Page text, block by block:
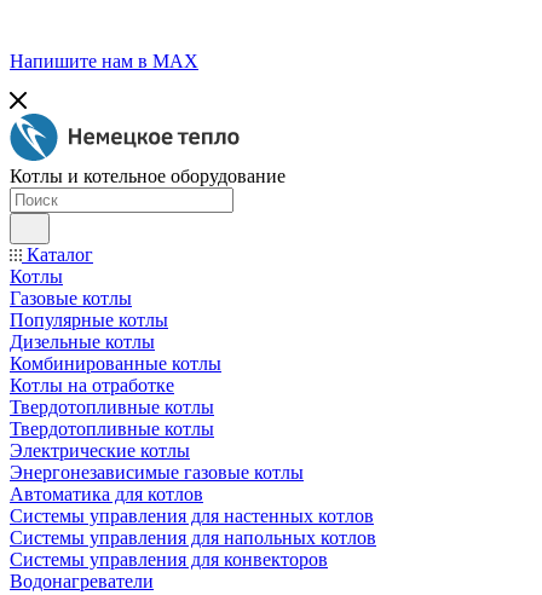
Напишите нам в МАХ
Котлы и котельное оборудование
Каталог
Котлы
Газовые котлы
Популярные котлы
Дизельные котлы
Комбинированные котлы
Котлы на отработке
Твердотопливные котлы
Твердотопливные котлы
Электрические котлы
Энергонезависимые газовые котлы
Автоматика для котлов
Системы управления для настенных котлов
Системы управления для напольных котлов
Системы управления для конвекторов
Водонагреватели